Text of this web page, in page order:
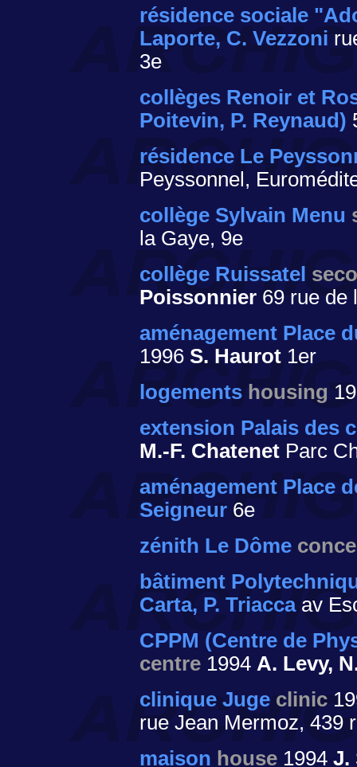
résidence sociale
Laporte, C. Vezzoni
3e
collèges Renoir et
Poitevin, P. Reynaud)
résidence Le
Peyssonnel,
collège Sylvain Menu
la Gaye, 9e
collège Ruissatel
Poissonnier 69 rue de
aménagement Place
1996 S. Haurot 1er
logements housing
extension Palais des
M.-F. Chatenet Parc
aménagement Place
Seigneur 6e
zénith Le Dôme
bâtiment
Carta, P. Triaccaav
CPPM (Centre de
centre 1994 A. Levy,
clinique Juge clinic
rue Jean Mermoz, 439
maison house 1994 J.